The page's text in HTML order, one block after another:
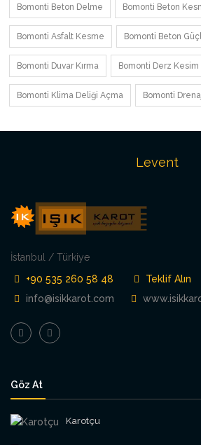
Bomonti Beton Delme Bomonti Beton
Bomonti Asfalt Kesme Bomonti Beton
Bomonti Duvar Kırma Bomonti Derz Kesim
Bomonti Klima Deliği Açma Bomonti
Levent
İstanbul / Türkiye
+90 535 260 58 48
Teklif Alın
info@isikkarot.com
Göz At
Karotçu